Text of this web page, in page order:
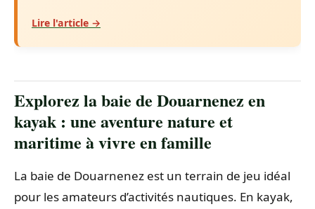
Lire l'article →
Explorez la baie de Douarnenez en
kayak : une aventure nature et
maritime à vivre en famille
La baie de Douarnenez est un terrain de jeu idéal
pour les amateurs d’activités nautiques. En kayak,